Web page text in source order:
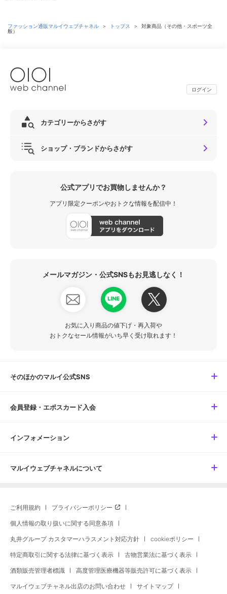
ファッション通販マルイウェブチャネル ＞ トップス ＞
対象商品（その他・スポーツ全
般）
ログイン
カテゴリーからさがす
ショップ・ブランドからさがす
公式アプリでお買物しませんか？
アプリ限定クーポンやおトクな情報を配信中！
メールマガジン・公式SNSもお見逃しなく！
お気に入り商品の値下げ・再入荷や
おトクなセール情報がいち早く受け取れます！
そのほかのマルイ公式SNS
会員登録・エポスカード入会
インフォメーション
マルイウェブチャネルについて
ご利用規約 プライバシーポリシー
個人情報の取り扱いに関する同意条項
丸井グループ カスタマーハラスメント対応方針 cookieポリシー
特定商取引に関する法律に基づく表示 古物営業法に基づく表示
酒類販売管理者標識 高度管理医療機器等販売許可に基づく表示
マルイウェブチャネル出店のお問い合わせ サイトマップ